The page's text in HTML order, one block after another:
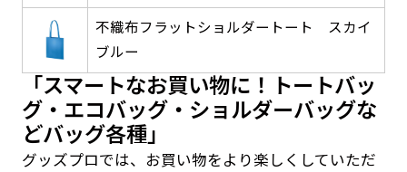
不織布フラットショルダートート スカイ
ブルー
「スマートなお買い物に！トートバッ
グ・エコバッグ・ショルダーバッグな
どバッグ各種」
グッズプロでは、お買い物をより楽しくしていただ
す。かわいいい＆おしゃれなのぼりです。台はセ
ットでついてます。
す。かわいいい＆おしゃれなのぼりです。台はセ
ットでついてます。
防炎加工（納期+1営業日）［ +540円 ］
のぼり旗の防炎加工は、消防法で定められてい